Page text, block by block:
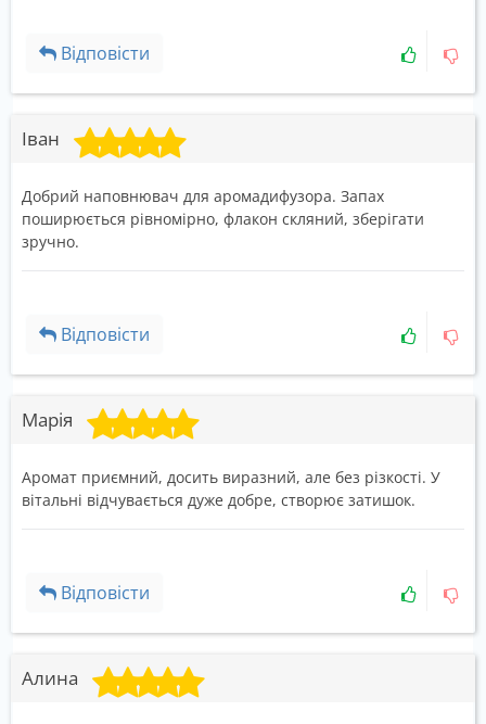
Відповісти
Іван
Добрий наповнювач для аромадифузора. Запах
поширюється рівномірно, флакон скляний, зберігати
зручно.
Відповісти
Марія
Аромат приємний, досить виразний, але без різкості. У
вітальні відчувається дуже добре, створює затишок.
Відповісти
Алина